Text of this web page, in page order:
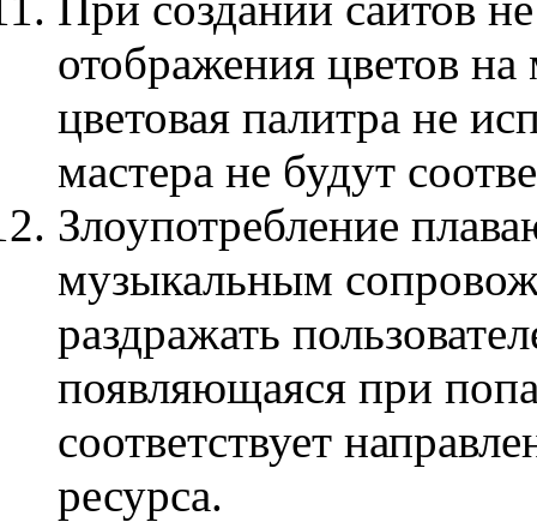
отображения цветов на
цветовая палитра не
мастера не будут
Злоупотребление
музыкальным
раздражать
появляющаяся при
соответствует
ресурса.